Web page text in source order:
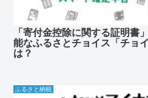
「寄付金控除に関する証明書
能なふるさとチョイス「チョ
は？
ふるさと納税